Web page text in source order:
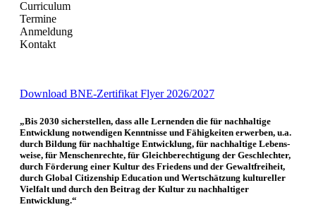
Curriculum
Termine
Anmeldung
Kontakt
Download BNE-Zertifikat Flyer 2026/2027
„Bis 2030 sicherstellen, dass alle Lernenden die für nachhaltige
Entwicklung notwendigen Kenntnisse und Fähigkeiten erwerben, u.a.
durch Bildung für nachhaltige Entwicklung, für nachhaltige Lebens­
weise, für Menschenrechte, für Gleichberechtigung der Geschlechter,
durch Förderung einer Kultur des Friedens und der Gewaltfreiheit,
durch Global Citizenship Education und Wertschätzung kultu­reller
Vielfalt und durch den Beitrag der Kultur zu nachhaltiger
Entwicklung.“